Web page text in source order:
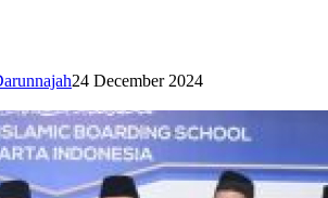
24 December 2024